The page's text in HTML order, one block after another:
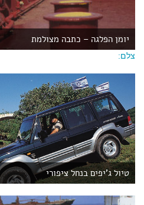
יומן הפלגה – כתבה מצולמת
צלם:
טיול ג'יפים בנחל ציפורי